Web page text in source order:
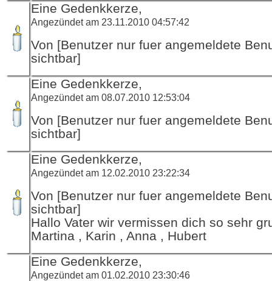
Eine Gedenkkerze,
Angezündet am 23.11.2010 04:57:42
Von [Benutzer nur fuer angemeldete
sichtbar]
Eine Gedenkkerze,
Angezündet am 08.07.2010 12:53:04
Von [Benutzer nur fuer angemeldete
sichtbar]
Eine Gedenkkerze,
Angezündet am 12.02.2010 23:22:34
Von [Benutzer nur fuer angemeldete
sichtbar]
Hallo Vater wir vermissen dich so sehr
Martina , Karin , Anna , Hubert
Eine Gedenkkerze,
Angezündet am 01.02.2010 23:30:46